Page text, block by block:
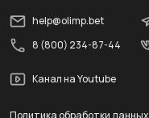
help@olimp.bet
8 (800) 234-87-44
Канал на Youtube
Политика обработки данных